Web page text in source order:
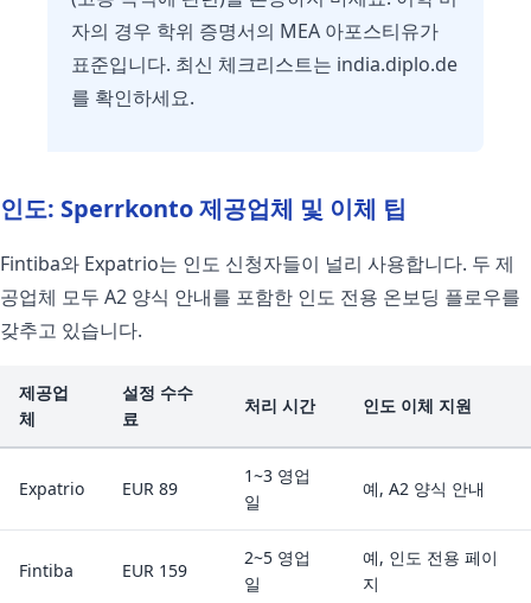
자의 경우 학위 증명서의 MEA 아포스티유가
표준입니다. 최신 체크리스트는 india.diplo.de
를 확인하세요.
인도: Sperrkonto 제공업체 및 이체 팁
Fintiba와 Expatrio는 인도 신청자들이 널리 사용합니다. 두 제
공업체 모두 A2 양식 안내를 포함한 인도 전용 온보딩 플로우를
갖추고 있습니다.
제공업
체
설정 수수
료
처리 시간 인도 이체 지원
Expatrio EUR 89
1~3 영업
일
예, A2 양식 안내
Fintiba EUR 159
2~5 영업
일
예, 인도 전용 페이
지